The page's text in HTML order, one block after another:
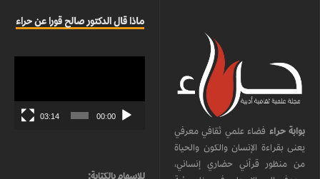
بوابة حراء فضاء علمي ثقافي معرفي
يعنى بقراءة الإنسان والكون والحياة
من منظور قرآني حضاري إنساني،
ماذا قال الدكتور صالح قورا عن حراء
00:00
03:14
للإسهام بالكتابة: